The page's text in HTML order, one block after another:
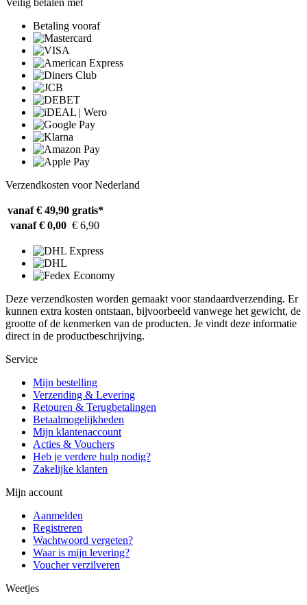
Veilig betalen met
Betaling vooraf
Verzendkosten voor Nederland
vanaf € 49,90 gratis*
vanaf € 0,00 € 6,90
Deze verzendkosten worden gemaakt voor standaardverzending. Er
kunnen extra kosten ontstaan, bijvoorbeeld vanwege het gewicht, de
grootte of de kenmerken van de producten. Je vindt deze informatie
direct in de productbeschrijving.
Service
Mijn bestelling
Verzending & Levering
Retouren & Terugbetalingen
Betaalmogelijkheden
Mijn klantenaccount
Acties & Vouchers
Heb je verdere hulp nodig?
Zakelijke klanten
Mijn account
Aanmelden
Registreren
Wachtwoord vergeten?
Waar is mijn levering?
Voucher verzilveren
Weetjes